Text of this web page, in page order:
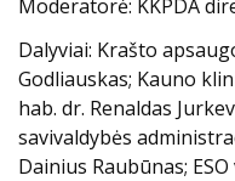
Moderatorė: KKPDA
Dalyviai: Krašto
Godliauskas; Kauno
hab. dr. Renaldas
savivaldybės
Dainius Raubūnas;